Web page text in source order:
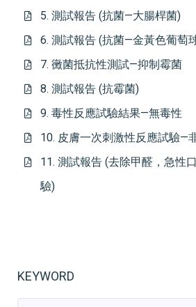
5. 測試報告 (抗菌—大腸桿菌)
6. 測試報告 (抗菌—金黃色葡萄
7. 黴菌抵抗性測試—抑制霉菌
8. 測試報告 (抗霉菌)
9. 毒性反應試驗結果—無毒性
10. 皮膚一次刺激性反應試驗—
11. 測試報告 (去除甲醛，急性
驗)
KEYWORD